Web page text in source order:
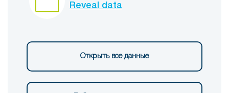
Reveal data
Открыть все данные